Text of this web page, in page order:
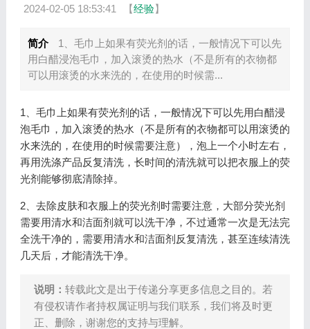
2024-02-05 18:53:41 【经验】
简介
1、毛巾上如果有荧光剂的话，一般情况下可以先
用白醋浸泡毛巾，加入滚烫的热水（不是所有的衣物都
可以用滚烫的水来洗的，在使用的时候需...
1、毛巾上如果有荧光剂的话，一般情况下可以先用白醋浸
泡毛巾，加入滚烫的热水（不是所有的衣物都可以用滚烫的
水来洗的，在使用的时候需要注意），泡上一个小时左右，
再用洗涤产品反复清洗，长时间的清洗就可以把衣服上的荧
光剂能够彻底清除掉。
2、去除皮肤和衣服上的荧光剂时需要注意，大部分荧光剂
需要用清水和洁面剂就可以洗干净，不过通常一次是无法完
全洗干净的，需要用清水和洁面剂反复清洗，甚至连续清洗
几天后，才能清洗干净。
说明： 转载此文是出于传递分享更多信息之目的。若
有侵权请作者持权属证明与我们联系，我们将及时更
正、删除，谢谢您的支持与理解。